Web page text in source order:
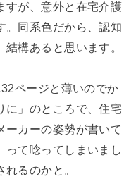
すが、意外と在宅介護
。同系色だから、認知
構あると思います。
ページと薄いのでか
に」のところで、住宅
ーカーの姿勢が書いて
て唸ってしまいまし
るのかと。